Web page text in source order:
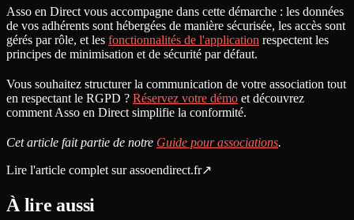
Asso en Direct vous accompagne dans cette démarche : les données
de vos adhérents sont hébergées de manière sécurisée, les accès sont
gérés par rôle, et les fonctionnalités de l'application respectent les
principes de minimisation et de sécurité par défaut.
Vous souhaitez structurer la communication de votre association tout
en respectant le RGPD ? Réservez votre démo et découvrez
comment Asso en Direct simplifie la conformité.
Cet article fait partie de notre Guide pour associations.
Lire l'article complet sur assoendirect.fr↗
À lire aussi